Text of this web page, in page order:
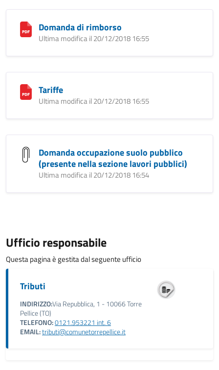
Domanda di rimborso
Ultima modifica il 20/12/2018 16:55
Tariffe
Ultima modifica il 20/12/2018 16:55
Domanda occupazione suolo pubblico
(presente nella sezione lavori pubblici)
Ultima modifica il 20/12/2018 16:54
Ufficio responsabile
Questa pagina è gestita dal seguente ufficio
Tributi
INDIRIZZO:Via Repubblica, 1 - 10066 Torre
Pellice (TO)
TELEFONO:0121.953221 int. 6
EMAIL:tributi@comunetorrepellice.it